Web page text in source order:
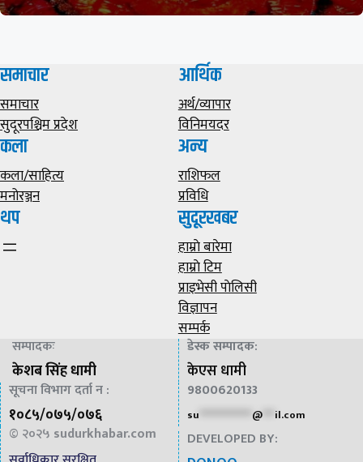
समाचार
समाचार
सुदूरपश्चिम प्रदेश
आर्थिक
अर्थ/व्यापार
विनिमयदर
कला
कला/साहित्य
मनोरञ्जन
अन्य
राशिफल
प्रविधि
थप सुदूरखबर
हाम्राे बारेमा
हाम्राे टिम
प्राइभेसी पाेलिसी
विज्ञापन
सम्पर्क
सम्पादकः
केशब सिंह धामी
डेस्क सम्पादक:
केएस धामी
सूचना विभाग दर्ता न :
१०८५/०७५/०७६
9800620133
su @*** il.com
© २०२५ sudurkhabar.com
DEVELOPED BY: